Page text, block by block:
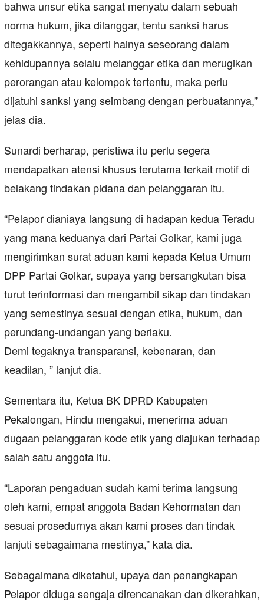
bahwa unsur etika sangat menyatu dalam sebuah
norma hukum, jika dilanggar, tentu sanksi harus
ditegakkannya, seperti halnya seseorang dalam
kehidupannya selalu melanggar etika dan merugikan
perorangan atau kelompok tertentu, maka perlu
dijatuhi sanksi yang seimbang dengan perbuatannya,”
jelas dia.
Sunardi berharap, peristiwa itu perlu segera
mendapatkan atensi khusus terutama terkait motif di
belakang tindakan pidana dan pelanggaran itu.
“Pelapor dianiaya langsung di hadapan kedua Teradu
yang mana keduanya dari Partai Golkar, kami juga
mengirimkan surat aduan kami kepada Ketua Umum
DPP Partai Golkar, supaya yang bersangkutan bisa
turut terinformasi dan mengambil sikap dan tindakan
yang semestinya sesuai dengan etika, hukum, dan
perundang-undangan yang berlaku.
Demi tegaknya transparansi, kebenaran, dan
keadilan, ” lanjut dia.
Sementara itu, Ketua BK DPRD Kabupaten
Pekalongan, Hindu mengakui, menerima aduan
dugaan pelanggaran kode etik yang diajukan terhadap
salah satu anggota itu.
“Laporan pengaduan sudah kami terima langsung
oleh kami, empat anggota Badan Kehormatan dan
sesuai prosedurnya akan kami proses dan tindak
lanjuti sebagaimana mestinya,” kata dia.
Sebagaimana diketahui, upaya dan penangkapan
Pelapor diduga sengaja direncanakan dan dikerahkan,